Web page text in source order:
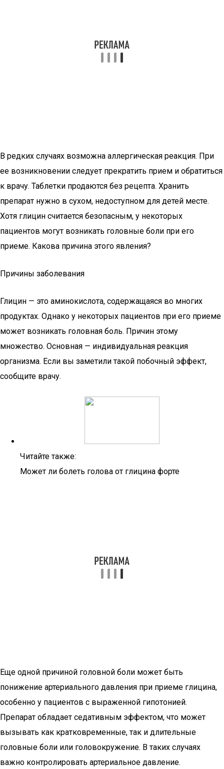
В редких случаях возможна аллергическая реакция. При
ее возникновении следует прекратить прием и обратиться
к врачу. Таблетки продаются без рецепта. Хранить
препарат нужно в сухом, недоступном для детей месте.
Хотя глицин считается безопасным, у некоторых
пациентов могут возникать головные боли при его
приеме. Какова причина этого явления?
Причины заболевания
Глицин — это аминокислота, содержащаяся во многих
продуктах. Однако у некоторых пациентов при его приеме
может возникать головная боль. Причин этому
множество. Основная — индивидуальная реакция
организма. Если вы заметили такой побочный эффект,
сообщите врачу.
Читайте также:
Может ли болеть голова от глицина форте
Еще одной причиной головной боли может быть
понижение артериального давления при приеме глицина,
особенно у пациентов с выраженной гипотонией.
Препарат обладает седативным эффектом, что может
вызывать как кратковременные, так и длительные
головные боли или головокружение. В таких случаях
важно контролировать артериальное давление.